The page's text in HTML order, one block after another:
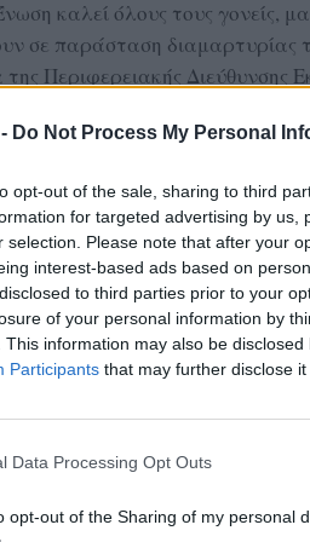
Do Not Process My Personal
opt-out of the sale, sharing to third
for targeted advertising by us,
selection. Please note that after your
interest-based ads based on
to third parties prior to your
of your personal information by
This information may also be
Participants that may further disclose
Data Processing Opt Outs
opt-out of the Sharing of my personal
καλεί όλους τους γονείς,
σε παράσταση διαμαρτυρίας
Περιφερειακής Διεύθυνσης
αυτή εντάσσεται στη
σχολικών μονάδων, οι
στην τοπική εκπαιδευτική
τονίζει ότι η
επηρεάζουν την
σχολικών μονάδων. Οι
αντίθεσή τους με την
το δικαίωμα σε μια
είναι φανερό ότι η
στο επίκεντρο των
Γονέων και Κηδεμόνων Δήμου
και δραστήριοι για το